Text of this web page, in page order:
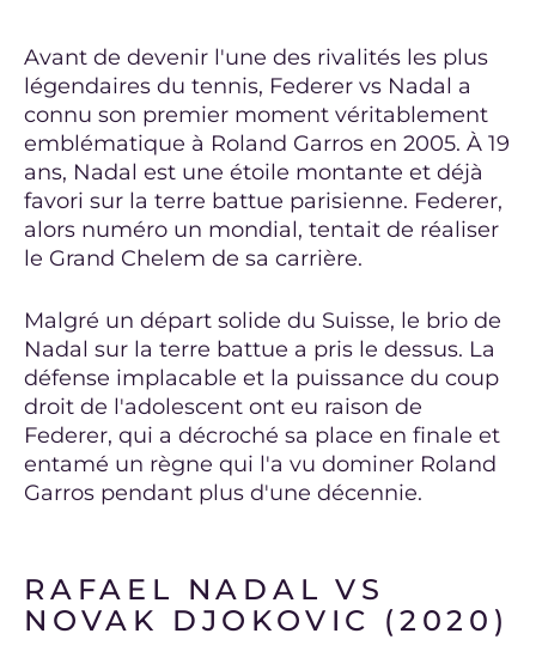
Avant de devenir l'une des rivalités les plus
légendaires du tennis, Federer vs Nadal a
connu son premier moment véritablement
emblématique à Roland Garros en 2005. À 19
ans, Nadal est une étoile montante et déjà
favori sur la terre battue parisienne. Federer,
alors numéro un mondial, tentait de réaliser
le Grand Chelem de sa carrière.
Malgré un départ solide du Suisse, le brio de
Nadal sur la terre battue a pris le dessus. La
défense implacable et la puissance du coup
droit de l'adolescent ont eu raison de
Federer, qui a décroché sa place en finale et
entamé un règne qui l'a vu dominer Roland
Garros pendant plus d'une décennie.
RAFAEL NADAL VS
NOVAK DJOKOVIC (2020)